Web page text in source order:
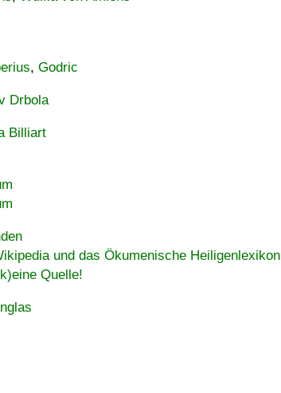
, Godric
Drbola
Billiart
und das Ökumenische Heiligenlexikon
Quelle!